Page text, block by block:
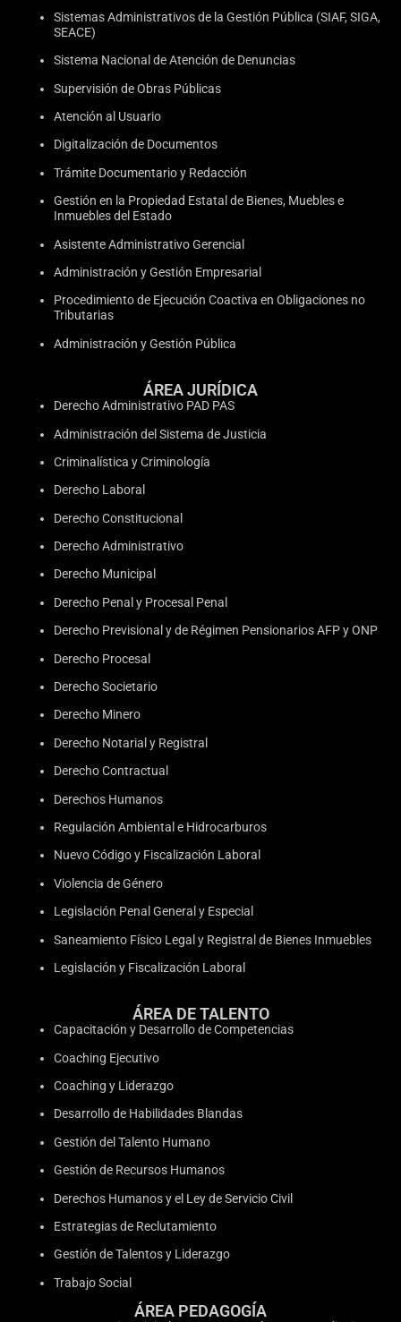
Sistemas Administrativos de la Gestión Pública (SIAF, SIGA,
SEACE)
Sistema Nacional de Atención de Denuncias
Supervisión de Obras Públicas
Atención al Usuario
Digitalización de Documentos
Trámite Documentario y Redacción
Gestión en la Propiedad Estatal de Bienes, Muebles e
Inmuebles del Estado
Asistente Administrativo Gerencial
Administración y Gestión Empresarial
Procedimiento de Ejecución Coactiva en Obligaciones no
Tributarias
Administración y Gestión Pública
ÁREA JURÍDICA
Derecho Administrativo PAD PAS
Administración del Sistema de Justicia
Criminalística y Criminología
Derecho Laboral
Derecho Constitucional
Derecho Administrativo
Derecho Municipal
Derecho Penal y Procesal Penal
Derecho Previsional y de Régimen Pensionarios AFP y ONP
Derecho Procesal
Derecho Societario
Derecho Minero
Derecho Notarial y Registral
Derecho Contractual
Derechos Humanos
Regulación Ambiental e Hidrocarburos
Nuevo Código y Fiscalización Laboral
Violencia de Género
Legislación Penal General y Especial
Saneamiento Físico Legal y Registral de Bienes Inmuebles
Legislación y Fiscalización Laboral
ÁREA DE TALENTO
Capacitación y Desarrollo de Competencias
Coaching Ejecutivo
Coaching y Liderazgo
Desarrollo de Habilidades Blandas
Gestión del Talento Humano
Gestión de Recursos Humanos
Derechos Humanos y el Ley de Servicio Civil
Estrategias de Reclutamiento
Gestión de Talentos y Liderazgo
Trabajo Social
ÁREA PEDAGOGÍA